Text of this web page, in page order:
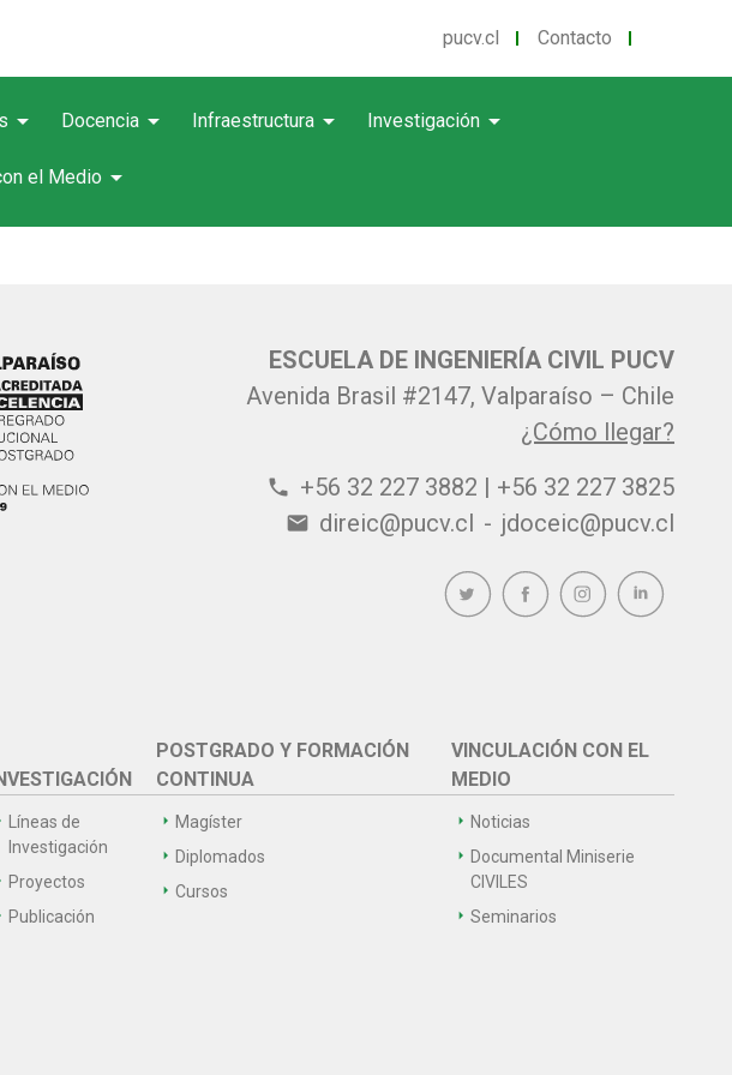
pucv.cl Contacto
arrow_drop_down Docencia arrow_drop_down Infraestructura arrow_drop_down Investigación arrow_drop_down
el Medio arrow_drop_down
ESCUELA DE INGENIERÍA CIVIL PUCV
Avenida Brasil #2147, Valparaíso – Chile
¿Cómo llegar?
phone +56 32 227 3882 | +56 32 227 3825
email direic@pucv.cl - jdoceic@pucv.cl
Líneas de
Investigación
Proyectos
Publicación
POSTGRADO Y FORMACIÓN
CONTINUA
Magíster
Diplomados
Cursos
VINCULACIÓN CON EL
MEDIO
Noticias
Documental Miniserie
CIVILES
Seminarios